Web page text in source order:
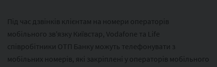
Під час дзвінків клієнтам на номери операторів
мобільного зв'язку Київстар, Vodafone та Life
співробітники ОТП Банку можуть телефонувати з
мобільних номерів, які закріплені у операторів мобільного